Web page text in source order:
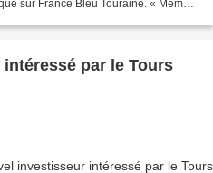
sur France Bleu Touraine. « Même
par le Tours